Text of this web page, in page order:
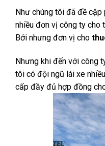
Như chúng tôi đã đề
nhiều đơn vị công ty cho
Bởi nhưng đơn vị cho
Nhưng khi đến với công
tôi có đội ngũ lái xe
cấp đầy đủ hợp đồng